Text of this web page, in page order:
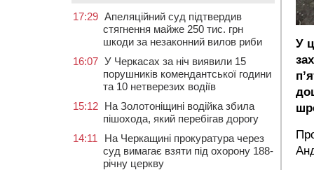
У
17:29 Апеляційний суд підтвердив
стягнення майже 250 тис. грн
шкоди за незаконний вилов риби
16:07 У Черкасах за ніч виявили 15
порушників комендантської години
та 10 нетверезих водіїв
15:12 На Золотоніщині водійка збила
пішохода, який перебігав дорогу
14:11
На Черкащині прокуратура через
суд вимагає взяти під охорону 188-
річну церкву